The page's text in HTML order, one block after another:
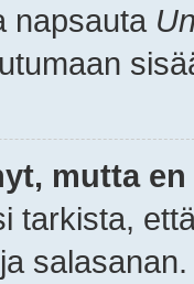
napsauta
mutta
tarkista,